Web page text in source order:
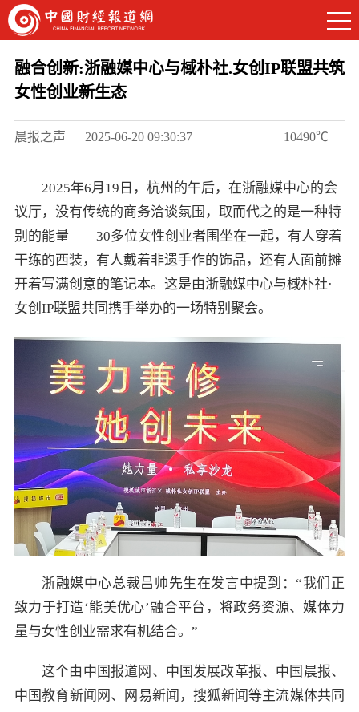
融合创新:浙融媒中心与棫朴社.女创IP联盟共筑
女性创业新生态
晨报之声 2025-06-20 09:30:37 10490℃
2025年6月19日，杭州的午后，在浙融媒中心的会
议厅，没有传统的商务洽谈氛围，取而代之的是一种特
别的能量——30多位女性创业者围坐在一起，有人穿着
干练的西装，有人戴着非遗手作的饰品，还有人面前摊
开着写满创意的笔记本。这是由浙融媒中心与棫朴社·
女创IP联盟共同携手举办的一场特别聚会。
浙融媒中心总裁吕帅先生在发言中提到：“我们正
致力于打造‘能美优心’融合平台，将政务资源、媒体力
量与女性创业需求有机结合。”
这个由中国报道网、中国发展改革报、中国晨报、
中国教育新闻网、网易新闻，搜狐新闻等主流媒体共同